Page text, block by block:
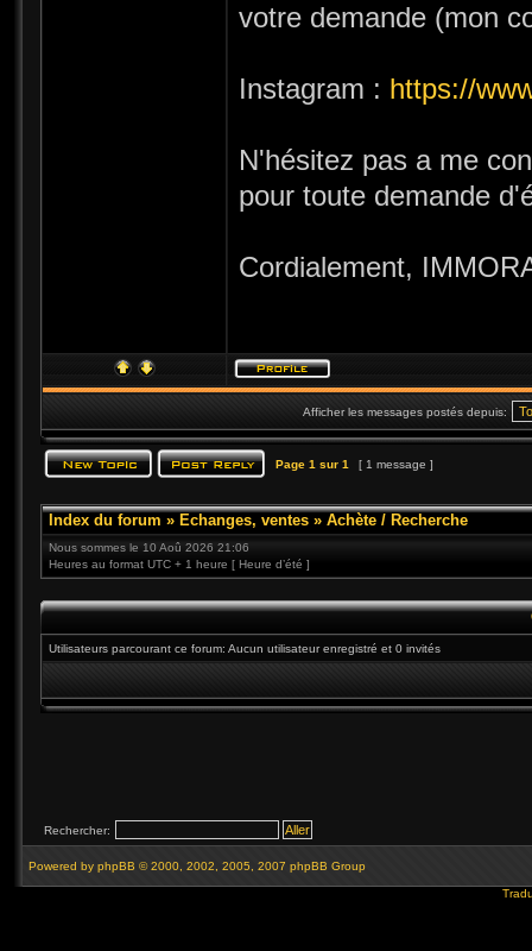
votre demande (mon
Instagram : https://
N'hésitez pas a me
pour toute demande
Cordialement,
Afficher les messages postés depuis:
Page 1 sur 1 [ 1 message ]
Index du forum » Echanges, ventes » Achète / Recherche
Nous sommes le 10 Aoû 2026 21:06
Heures au format UTC + 1 heure [ Heure d’été ]
Utilisateurs parcourant ce forum: Aucun utilisateur enregistré et 0 invités
Rechercher:
Powered by phpBB © 2000, 2002, 2005, 2007 phpBB Group